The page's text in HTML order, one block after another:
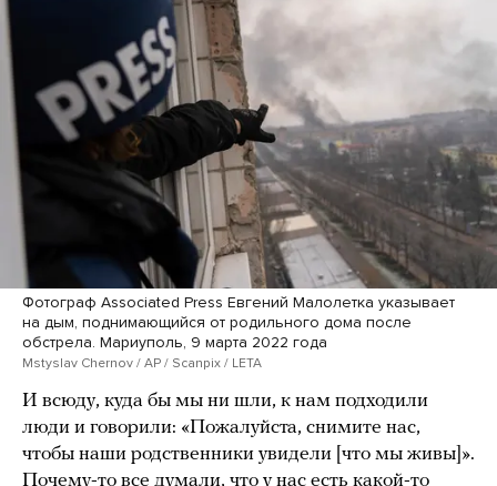
Фотограф Associated Press Евгений Малолетка указывает
на дым, поднимающийся от родильного дома после
обстрела. Мариуполь, 9 марта 2022 года
Mstyslav Chernov / AP / Scanpix / LETA
И всюду, куда бы мы ни шли, к нам подходили
люди и говорили: «Пожалуйста, снимите нас,
чтобы наши родственники увидели [что мы живы]».
Почему-то все думали, что у нас есть какой-то